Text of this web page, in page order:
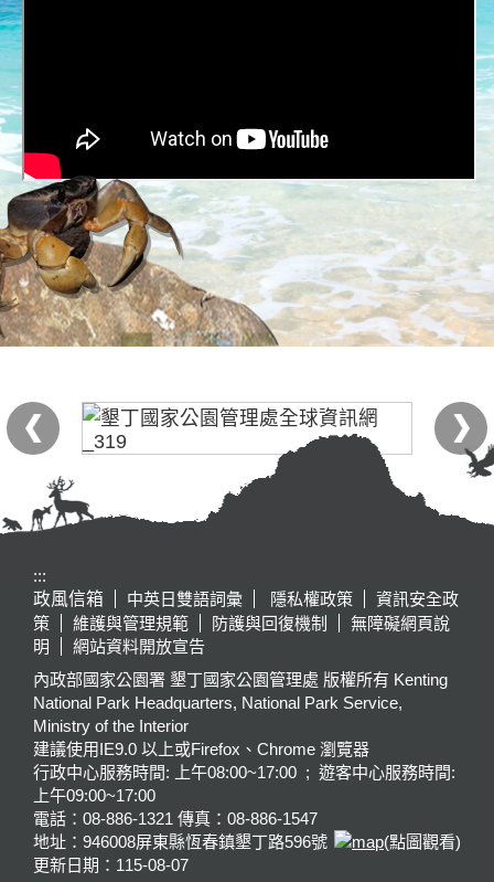
:::
政風信箱
中英日雙語詞彙 隱私權政策
資訊安全政
策
維護與管理規範 防護與回復機制
無障礙網頁說
明
網站資料開放宣告
內政部國家公園署 墾丁國家公園管理處 版權所有 Kenting
National Park Headquarters, National Park Service,
Ministry of the Interior
建議使用IE9.0 以上或Firefox、Chrome 瀏覽器
行政中心服務時間: 上午08:00~17:00 ; 遊客中心服務時間:
上午09:00~17:00
電話：08-886-1321 傳真：08-886-1547
地址：946008屏東縣恆春鎮墾丁路596號
(點圖觀看)
更新日期： 115-08-07